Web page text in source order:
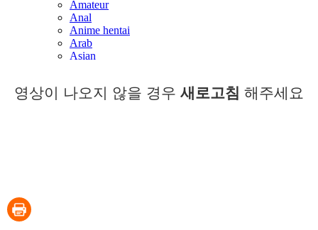
영상이 나오지 않을 경우 새로고침 해주세요